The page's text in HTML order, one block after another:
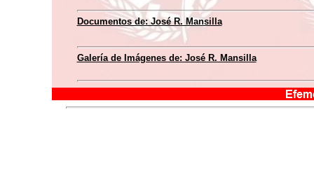
Documentos de: José R. Mansilla
Galería de Imágenes de: José R. Mansilla